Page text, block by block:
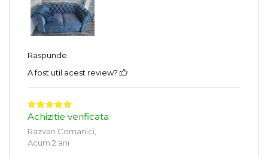
Raspunde
A fost util acest review?
Achizitie verificata
Razvan Comanici,
Acum 2 ani